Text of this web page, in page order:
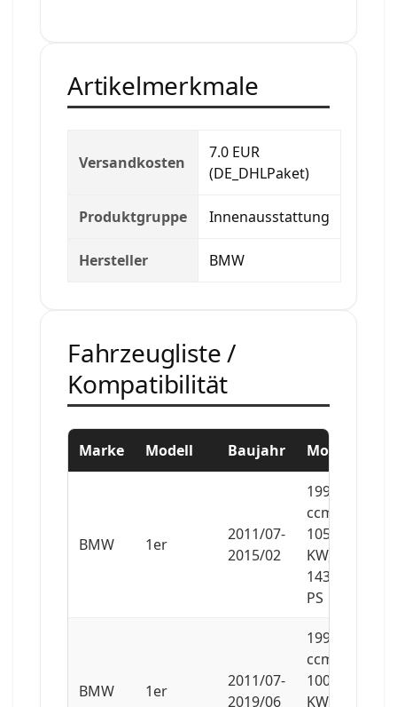
Artikelmerkmale
Versandkosten
7.0 EUR
(DE_DHLPaket)
Produktgruppe Innenausstattung
Hersteller BMW
Fahrzeugliste /
Kompatibilität
Marke Modell Baujahr Motor
BMW 1er
2011/07-
2015/02
1995
ccm,
105
KW,
143
PS
BMW 1er
2011/07-
2019/06
1995
ccm,
100
KW,